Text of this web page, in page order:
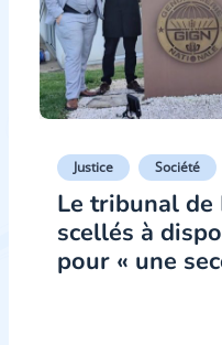
Justice Société
Le tribunal de
scellés à
pour « une